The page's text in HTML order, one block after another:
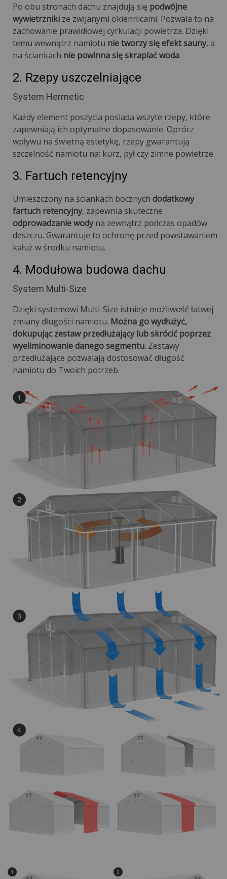
Po obu stronach dachu znajdują się podwójne
wywietrzniki ze zwijanymi okiennicami. Pozwala to na
zachowanie prawidłowej cyrkulacji powietrza. Dzięki
temu wewnątrz namiotu nie tworzy się efekt sauny, a
na ściankach nie powinna się skraplać woda.
2. Rzepy uszczelniające
System Hermetic
Każdy element poszycia posiada wszyte rzepy, które
zapewniają ich optymalne dopasowanie. Oprócz
wpływu na świetną estetykę, rzepy gwarantują
szczelność namiotu na: kurz, pył czy zimne powietrze.
3. Fartuch retencyjny
Umieszczony na ściankach bocznych dodatkowy
fartuch retencyjny, zapewnia skuteczne
odprowadzanie wodyna zewnątrz podczas opadów
deszczu. Gwarantuje to ochronę przed powstawaniem
kałuż w środku namiotu.
4. Modułowa budowa dachu
System Multi-Size
Dzięki systemowi Multi-Size istnieje możliwość łatwej
zmiany długości namiotu. Można go wydłużyć,
dokupując zestaw przedłużający lub skrócić poprzez
wyeliminowanie danego segmentu. Zestawy
przedłużające pozwalają dostosować długość
namiotu do Twoich potrzeb.